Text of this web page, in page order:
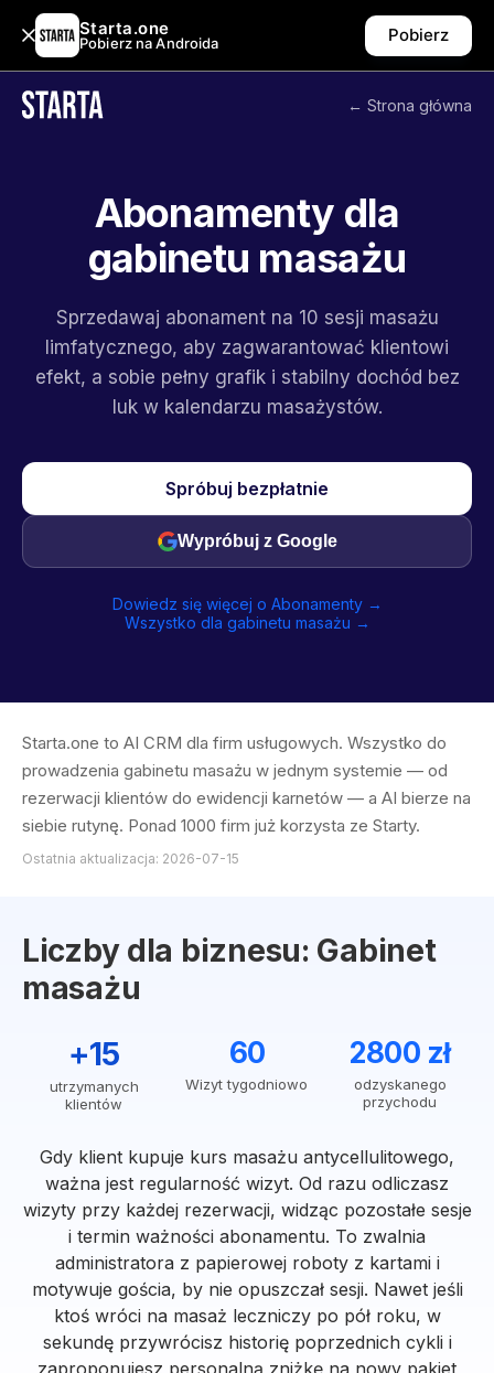
Starta.one
Pobierz na Androida Pobierz
← Strona główna
Abonamenty dla
gabinetu masażu
Sprzedawaj abonament na 10 sesji masażu
limfatycznego, aby zagwarantować klientowi
efekt, a sobie pełny grafik i stabilny dochód bez
luk w kalendarzu masażystów.
Spróbuj bezpłatnie
Wypróbuj z Google
Dowiedz się więcej o Abonamenty →
Wszystko dla gabinetu masażu →
Starta.one to AI CRM dla firm usługowych. Wszystko do
prowadzenia gabinetu masażu w jednym systemie — od
rezerwacji klientów do ewidencji karnetów — a AI bierze na
siebie rutynę. Ponad 1000 firm już korzysta ze Starty.
Ostatnia aktualizacja: 2026-07-15
Liczby dla biznesu: Gabinet
masażu
+15
utrzymanych
klientów
60
Wizyt tygodniowo
2800 zł
odzyskanego
przychodu
Gdy klient kupuje kurs masażu antycellulitowego,
ważna jest regularność wizyt. Od razu odliczasz
wizyty przy każdej rezerwacji, widząc pozostałe sesje
i termin ważności abonamentu. To zwalnia
administratora z papierowej roboty z kartami i
motywuje gościa, by nie opuszczał sesji. Nawet jeśli
ktoś wróci na masaż leczniczy po pół roku, w
sekundę przywrócisz historię poprzednich cykli i
zaproponujesz personalną zniżkę na nowy pakiet